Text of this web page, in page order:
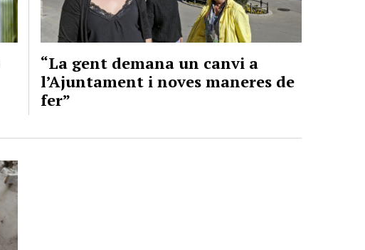
“La gent demana un canvi a
l’Ajuntament i noves maneres de
fer”